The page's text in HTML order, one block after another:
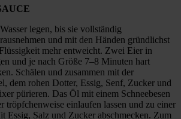
legen, bis sie vollständig
und mit den Händen gründlichst
mehr entweicht. Zwei Eier in
und je nach Größe 7–8 Minuten hart
Schälen und zusammen mit der
dem rohen Dotter, Essig, Senf, Zucker und
pürieren. Das Öl mit einem Schneebesen
tröpfchenweise einlaufen lassen und zu einer
Essig, Salz und Zucker abschmecken. Zum